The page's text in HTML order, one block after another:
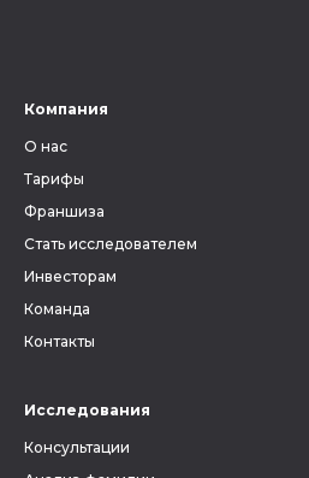
Компания
О нас
Тарифы
Франшиза
Стать исследователем
Инвесторам
Команда
Контакты
Исследования
Консультации